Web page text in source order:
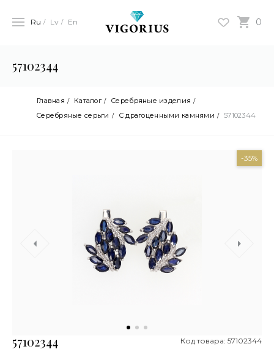
0
Ru Lv En
57102344
Главная Каталог
Серебряные изделия
Cеребряные серьги
С драгоценными камнями 57102344
-35%
57102344 Код товара: 57102344